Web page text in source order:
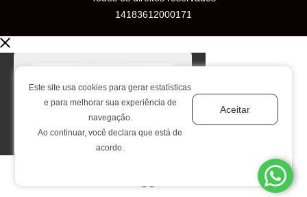
14183612000171
Este site usa cookies para gerar estatísticas
e para melhorar sua experiência de
navegação.
Ao continuar, você declara que está de
acordo.
Aceitar